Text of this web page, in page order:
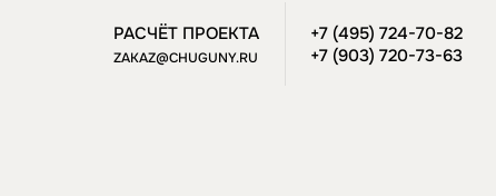
РАСЧЁТ ПРОЕКТА
ZAKAZ@CHUGUNY.RU
+7 (495) 724-70-82
+7 (903) 720-73-63